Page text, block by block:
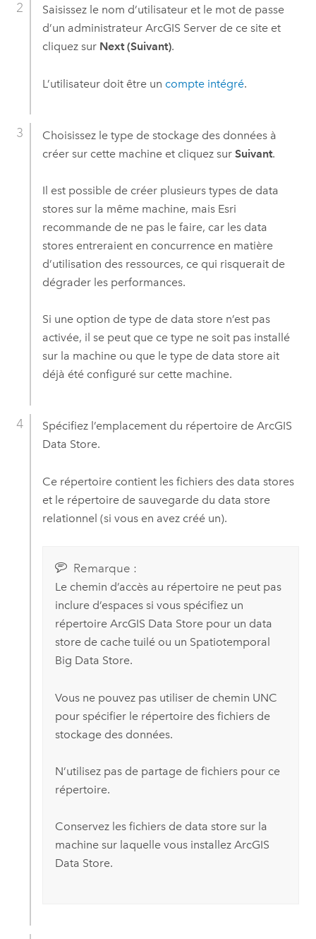
Saisissez le nom d’utilisateur et le mot de passe
d’un administrateur ArcGIS Serverde ce site et
cliquez sur Next (Suivant).
L’utilisateur doit être un compte intégré.
Choisissez le type de stockage des données à
créer sur cette machine et cliquez sur Suivant.
Il est possible de créer plusieurs types de data
stores sur la même machine, mais Esri
recommande de ne pas le faire, car les data
stores entreraient en concurrence en matière
d’utilisation des ressources, ce qui risquerait de
dégrader les performances.
Si une option de type de data store n’est pas
activée, il se peut que ce type ne soit pas installé
sur la machine ou que le type de data store ait
déjà été configuré sur cette machine.
Spécifiez l’emplacement du répertoire de ArcGIS
Data Store.
Ce répertoire contient les fichiers des data stores
et le répertoire de sauvegarde du data store
relationnel (si vous en avez créé un).
Remarque :
Le chemin d’accès au répertoire ne peut pas
inclure d’espaces si vous spécifiez un
répertoire ArcGIS Data Storepour un data
store de cache tuilé ou un Spatiotemporal
Big Data Store.
Vous ne pouvez pas utiliser de chemin UNC
pour spécifier le répertoire des fichiers de
stockage des données.
N’utilisez pas de partage de fichiers pour ce
répertoire.
Conservez les fichiers de data store sur la
machine sur laquelle vous installez ArcGIS
Data Store.